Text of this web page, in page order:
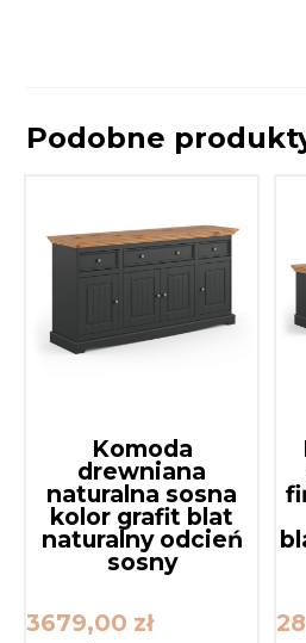
Podobne
Komoda
drewniana
naturalna sosna
kolor grafit blat
naturalny odcień
sosny
3679,00 zł